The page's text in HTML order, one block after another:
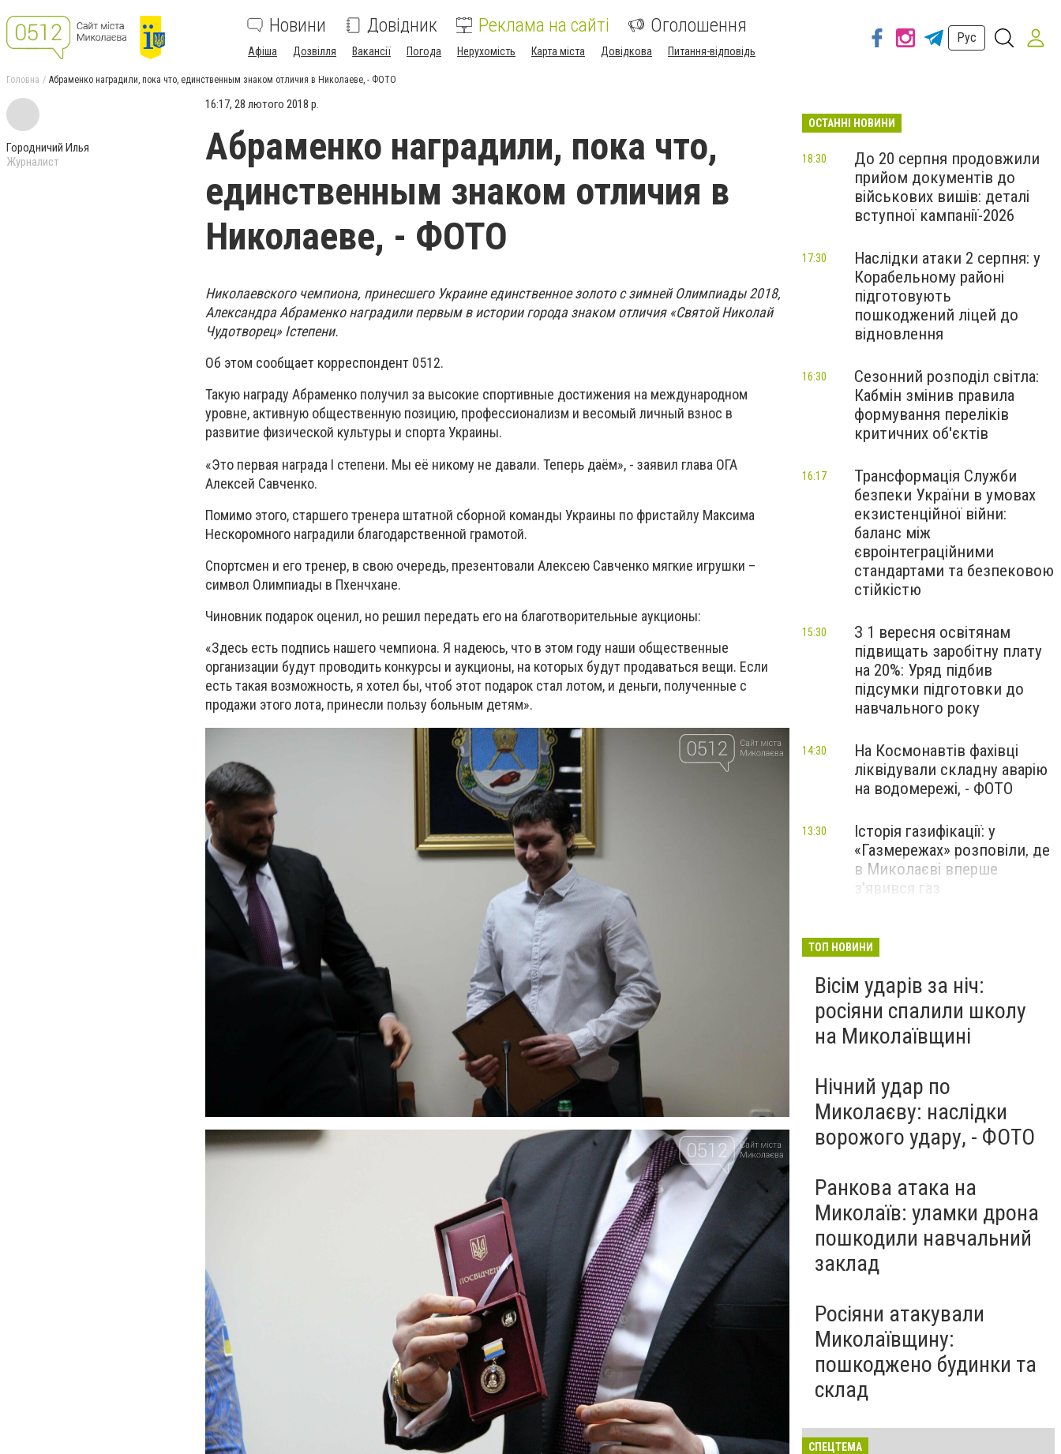
Новини Довідник Реклама на сайті Оголошення
Афіша Дозвілля Вакансії Погода Нерухомість Карта міста Довідкова Питання-відповідь
Рус
Головна Абраменко наградили, пока что, единственным знаком отличия в Николаеве, - ФОТО
Городничий Илья
Журналист
16:17, 28 лютого 2018 р.
Абраменко наградили, пока что,
единственным знаком отличия в
Николаеве, - ФОТО
Николаевского чемпиона, принесшего Украине единственное золото с зимней Олимпиады 2018,
Александра Абраменко наградили первым в истории города знаком отличия «Святой Николай
Чудотворец» Iстепени.
Об этом сообщает корреспондент 0512.
Такую награду Абраменко получил за высокие спортивные достижения на международном
уровне, активную общественную позицию, профессионализм и весомый личный взнос в
развитие физической культуры и спорта Украины.
«Это первая награда I степени. Мы её никому не давали. Теперь даём», - заявил глава ОГА
Алексей Савченко.
Помимо этого, старшего тренера штатной сборной команды Украины по фристайлу Максима
Нескоромного наградили благодарственной грамотой.
Спортсмен и его тренер, в свою очередь, презентовали Алексею Савченко мягкие игрушки –
символ Олимпиады в Пхенчхане.
Чиновник подарок оценил, но решил передать его на благотворительные аукционы:
«Здесь есть подпись нашего чемпиона. Я надеюсь, что в этом году наши общественные
организации будут проводить конкурсы и аукционы, на которых будут продаваться вещи. Если
есть такая возможность, я хотел бы, чтоб этот подарок стал лотом, и деньги, полученные с
продажи этого лота, принесли пользу больным детям».
ОСТАННІ НОВИНИ
До 20 серпня продовжили
прийом документів до
військових вишів: деталі
вступної кампанії-2026
18:30
Наслідки атаки 2 серпня: у
Корабельному районі
підготовують
пошкоджений ліцей до
відновлення
17:30
Сезонний розподіл світла:
Кабмін змінив правила
формування переліків
критичних об'єктів
16:30
Трансформація Служби
безпеки України в умовах
екзистенційної війни:
баланс між
євроінтеграційними
стандартами та безпековою
стійкістю
16:17
З 1 вересня освітянам
підвищать заробітну плату
на 20%: Уряд підбив
підсумки підготовки до
навчального року
15:30
На Космонавтів фахівці
ліквідували складну аварію
на водомережі, - ФОТО
14:30
Історія газифікації: у
«Газмережах» розповіли, де
в Миколаєві вперше
з'явився газ
13:30
Миколаєві 2026: шукаємо
перезавантаження
ПАРТНЕРСЬКИЙ СПЕЦПРОЄКТ
ТОП НОВИНИ
Вісім ударів за ніч:
росіяни спалили школу
на Миколаївщині
Нічний удар по
Миколаєву: наслідки
ворожого удару, - ФОТО
Ранкова атака на
Миколаїв: уламки дрона
пошкодили навчальний
заклад
Росіяни атакували
Миколаївщину:
пошкоджено будинки та
склад
СПЕЦТЕМА